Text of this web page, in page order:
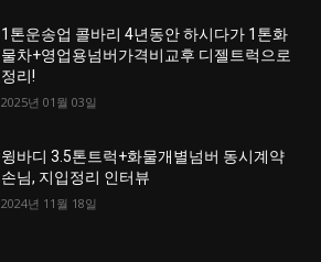
1톤운송업 콜바리 4년동안 하시다가 1톤화
물차+영업용넘버가격비교후 디젤트럭으로
정리!
2025년 01월 03일
윙바디 3.5톤트럭+화물개별넘버 동시계약
손님, 지입정리 인터뷰
2024년 11월 18일